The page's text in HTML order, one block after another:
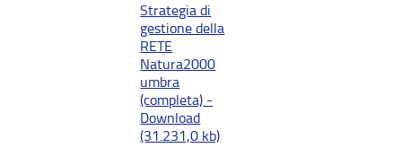
Strategia di
gestione della
RETE
Natura2000
umbra
(completa) -
Download
(31.231,0 kb)